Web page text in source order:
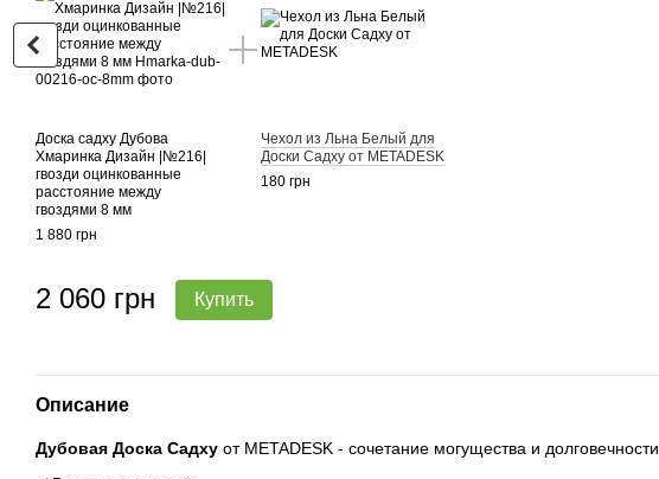
Доска садху Дубова
Хмаринка Дизайн |№216|
гвозди оцинкованные
расстояние между
гвоздями 8 мм
1 880 грн
Чехол из Льна Белый для
Доски Садху от METADESK
180 грн
2 060 грн Купить
Описание
Дубовая Доска Садху от METADESK - сочетание могущества и долговечности